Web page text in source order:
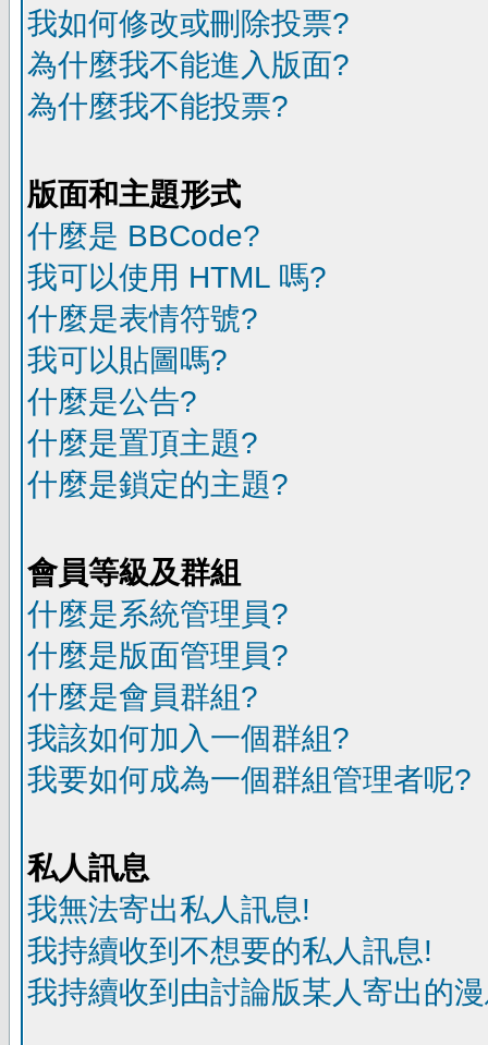
我如何修改或刪除投票?
為什麼我不能進入版面?
為什麼我不能投票?
版面和主題形式
什麼是 BBCode?
我可以使用 HTML 嗎?
什麼是表情符號?
我可以貼圖嗎?
什麼是公告?
什麼是置頂主題?
什麼是鎖定的主題?
會員等級及群組
什麼是系統管理員?
什麼是版面管理員?
什麼是會員群組?
我該如何加入一個群組?
我要如何成為一個群組管理者呢?
私人訊息
我無法寄出私人訊息!
我持續收到不想要的私人訊息!
我持續收到由討論版某人寄出的